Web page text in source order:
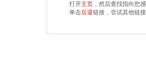
·打开主页 ，然后查找指向您
·单击后退链接，尝试其他链